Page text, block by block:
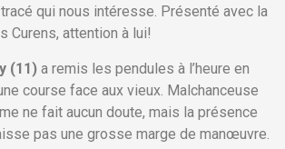
qui nous intéresse. Présenté avec la
Curens, attention à lui!
(11) a remis les pendules à l’heure en
course face aux vieux. Malchanceuse
ne fait aucun doute, mais la présence
pas une grosse marge de manœuvre.